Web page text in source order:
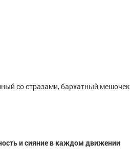
со стразами, бархатный мешочек
и сияние в каждом движении